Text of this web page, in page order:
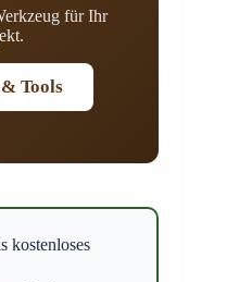
für Ihr
Tools
kostenloses